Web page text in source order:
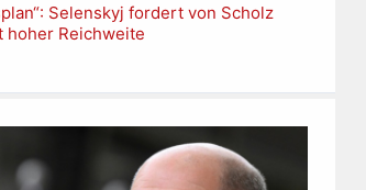
Selenskyj fordert von Scholz
hoher Reichweite